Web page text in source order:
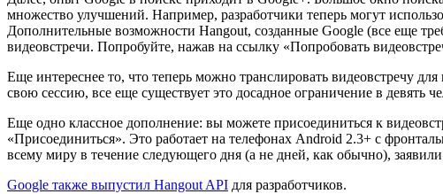
множество улучшений. Например, разработчики теперь могут
Дополнительные возможности Hangout, созданные Google (все еще
видеовстречи. Попробуйте, нажав на ссылку «Попробовать
Еще интереснее то, что теперь можно транслировать видеовстречу
свою сессию, все еще существует это досадное ограничение в девять
Еще одно классное дополнение: вы можете присоединиться к
«Присоединиться». Это работает на телефонах Android 2.3+ с
всему миру в течение следующего дня (а не дней, как обычно),
Google также выпустил Hangout API для разработчиков.